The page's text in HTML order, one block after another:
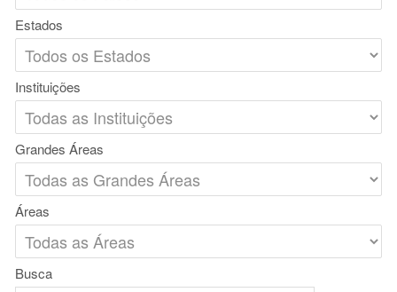
Estados
Instituições
Grandes Áreas
Áreas
Busca